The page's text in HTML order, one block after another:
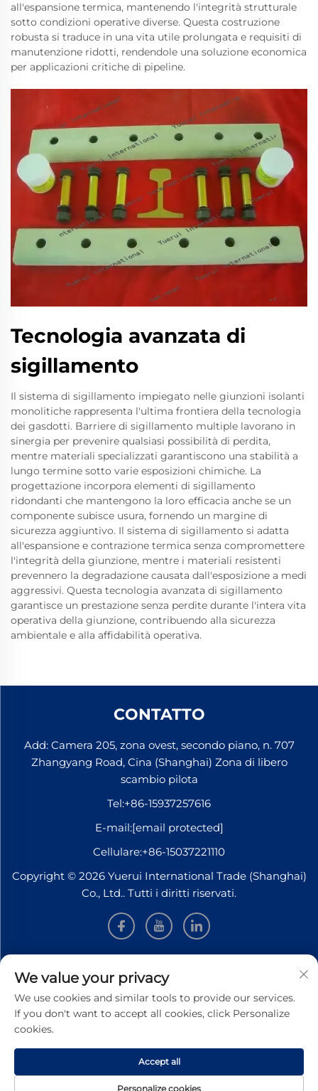
all'espansione termica, mantenendo l'integrità strutturale
sotto condizioni operative diverse. Questa costruzione
robusta si traduce in una vita utile prolungata e requisiti di
manutenzione ridotti, rendendole una soluzione economica
per applicazioni critiche di pipeline.
Tecnologia avanzata di
sigillamento
Il sistema di sigillamento impiegato nelle giunzioni isolanti
monolitiche rappresenta l'ultima frontiera della tecnologia
dei gasdotti. Barriere di sigillamento multiple lavorano in
sinergia per prevenire qualsiasi possibilità di perdita,
mentre materiali specializzati garantiscono una stabilità a
lungo termine sotto varie esposizioni chimiche. La
progettazione incorpora elementi di sigillamento
ridondanti che mantengono la loro efficacia anche se un
componente subisce usura, fornendo un margine di
sicurezza aggiuntivo. Il sistema di sigillamento si adatta
all'espansione e contrazione termica senza compromettere
l'integrità della giunzione, mentre i materiali resistenti
prevennero la degradazione causata dall'esposizione a medi
aggressivi. Questa tecnologia avanzata di sigillamento
garantisce un prestazione senza perdite durante l'intera vita
operativa della giunzione, contribuendo alla sicurezza
ambientale e alla affidabilità operativa.
CONTATTO
Add: Camera 205, zona ovest, secondo piano, n. 707
Zhangyang Road, Cina (Shanghai) Zona di libero
scambio pilota
Tel:+86-15937257616
E-mail:[email protected]
Cellulare:+86-15037221110
Copyright © 2026 Yuerui International Trade (Shanghai)
Co., Ltd.. Tutti i diritti riservati.
INFORMAZIONI
Iscriviti per ricevere la nostra newsletter settimanale
INVIA
We value your privacy
We use cookies and similar tools to provide our services.
If you don't want to accept all cookies, click Personalize
cookies.
Personalize cookies
Accept all